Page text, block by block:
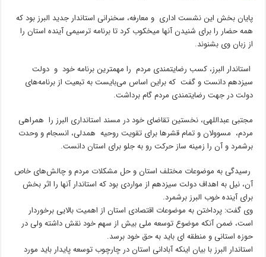
پایان بخش این نشست اداری و معارفه، سخنرانی استاندار جدید البرز بود که
همه حضار را برای شنیدن آنها میخکوب کرد تا برنامه ترسیمی آینده استان را
از زبان وی بشنوند.
استاندار البرز، کسب رضایتمندی مردم را مهمترین برنامه خود و دولت
سیزدهم دانست و گفت که براین اساس می‌بایست به تبعیت از برنامه‌های
دولت در جهت رضایتمندی مردم گام برداشت.
مجتبی عبداللهی، نخستین تقاضای خود در مسند استانداری البرز را همراهی
مردم، مسوولان و تمام قشرها برای تقویت روحیه همدلی، انسجام و وحدت
برشمرد و آن را زمینه ساز حرکت رو به جلو برای استان دانست.
رسیدگی به موضوعات مختلف استان و حل مشکلات مردم و چالش‌های خاص
آن، نیل به اهداف دولت سیزدهم از مواردی بود که استاندار آنها را اثر بخش
برای آینده خوب البرز برشمرد.
وی گفت: پرداختن به موضوعات اقتصادی استان از اهمیت بالایی برخوردار
است، ضمن آنکه موضوع توسعه ملی بیش از سهم خود نقش داشته ولی در
حوزه استانی و منطقه ای باید به حق خود برسد.
استاندار البرز با بیان اینکه آبادانی استان در چارچوب توسعه پایدار باید مورد